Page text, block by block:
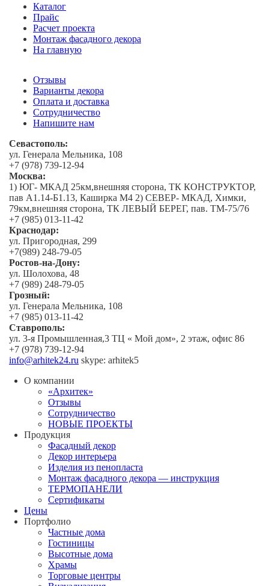
Каталог
Прайс
Расчет проекта
Монтаж фасадного декора
На главную
Отзывы
Варианты декора
Оплата и доставка
Сотрудничество
Напишите нам
Севастополь:
ул. Генерала Мельника, 108
+7 (978) 739-12-94
Москва:
1) ЮГ- МКАД 25км,внешняя сторона, ТК КОНСТРУКТОР,
пав А1.14-Б1.13, Каширка М4 2) СЕВЕР- МКАД, Химки,
79км,внешняя сторона, ТК ЛЕВЫЙ БЕРЕГ, пав. ТМ-75/76
+7 (985) 013-11-42
Краснодар:
ул. Пригородная, 299
+7(989) 248-79-05
Ростов-на-Дону:
ул. Шолохова, 48
+7 (989) 248-79-05
Грозный:
ул. Генерала Мельника, 108
+7 (985) 013-11-42
Ставрополь:
ул. 3-я Промышленная,3 ТЦ « Мой дом», 2 этаж, офис 86
+7 (978) 739-12-94
info@arhitek24.ru skype: arhitek5
О компании
«Архитек»
Отзывы
Сотрудничество
НОВЫЕ ПРОЕКТЫ
Продукция
Фасадный декор
Декор интерьера
Изделия из пенопласта
Монтаж фасадного декора — инструкция
ТЕРМОПАНЕЛИ
Сертификаты
Цены
Портфолио
Частные дома
Гостиницы
Высотные дома
Храмы
Торговые центры